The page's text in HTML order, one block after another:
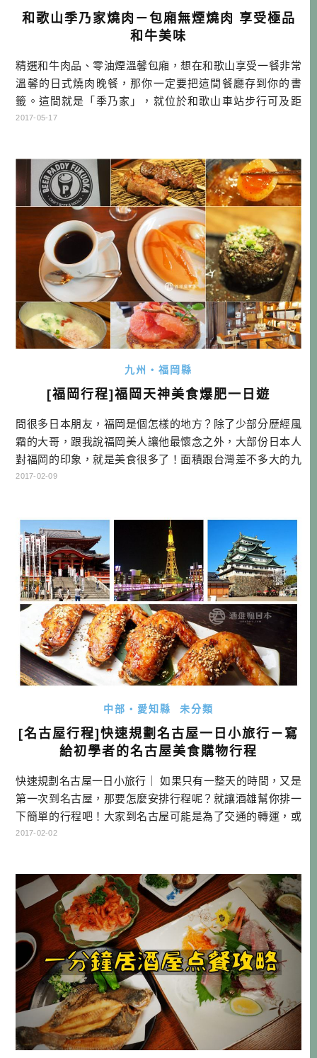
和歌山季乃家燒肉－包廂無煙燒肉 享受極品
和牛美味
精選和牛肉品、零油煙溫馨包廂，想在和歌山享受一餐非常
溫馨的日式燒肉晚餐，那你一定要把這間餐廳存到你的書
籤。這間就是「季乃家」，就位於和歌山車站步行可及距
離，如果有機會在和歌山住宿一晚，或許這會是很棒的選擇
2017-05-17
九州・福岡縣
[福岡行程]福岡天神美食爆肥一日遊
問很多日本朋友，福岡是個怎樣的地方？除了少部分歷經風
霜的大哥，跟我說福岡美人讓他最懷念之外，大部份日本人
對福岡的印象，就是美食很多了！面積跟台灣差不多大的九
州，福岡是這裡最大的城市，頗有西日本首都的感覺。且因
岡。 福岡著名的料理，就有牛腸鍋、水炊鍋、屋台料理、明
太子、豚骨拉麵以及串燒店的麻油鹽高 […]…
2017-02-09
中部・愛知縣 未分類
[名古屋行程]快速規劃名古屋一日小旅行－寫
給初學者的名古屋美食購物行程
快速規劃名古屋一日小旅行｜ 如果只有一整天的時間，又是
第一次到名古屋，那要怎麼安排行程呢？就讓酒雄幫你排一
下簡單的行程吧！大家到名古屋可能是為了交通的轉運，或
是想要吃吃買買，又可以做些簡單的觀光。本文就針對第一
早餐→總也是要有點文藝氣息~名古屋城→從大須商店街逛到
榮商圈→傳統味居酒屋大甚 […]…
2017-02-02